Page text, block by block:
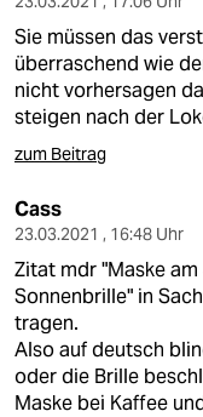
Sie müssen das
überraschend wie
nicht vorhersagen
steigen nach der
zum Beitrag
Cass
23.03.2021 , 16:48 Uhr
Zitat mdr "Maske
Sonnenbrille" in
tragen.
Also auf deutsch
oder die Brille
Maske bei Kaffee